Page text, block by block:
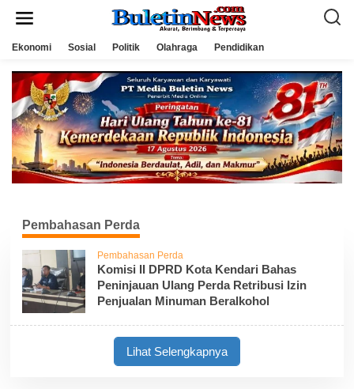
Ekonomi Sosial Politik Olahraga Pendidikan
Pembahasan Perda
Pembahasan Perda
Komisi II DPRD Kota Kendari Bahas
Peninjauan Ulang Perda Retribusi Izin
Penjualan Minuman Beralkohol
Lihat Selengkapnya